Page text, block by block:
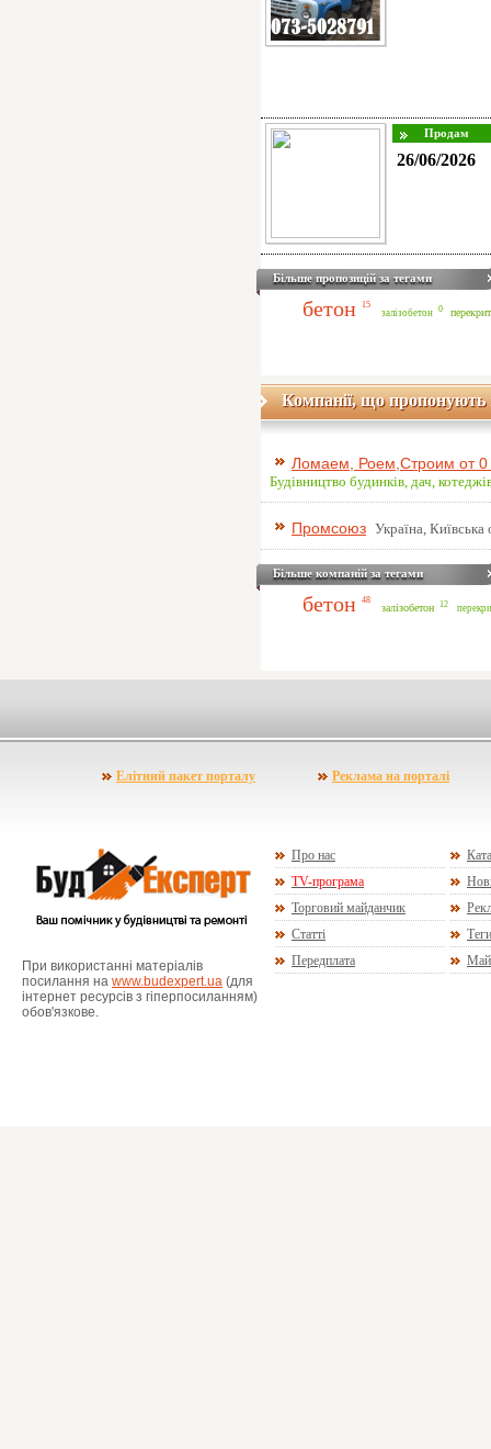
26/06/2026
Більше пропозицій за тегами
бетон 15
залізобетон 0
Компанії, що пропонують
Ломаем, Роем,Строим от 0
Будівництво будинків, дач,
Промсоюз Україна, Київська
Більше компаній за тегами
бетон 48
залізобетон 12
Елітний пакет порталу Реклама на порталі
При використанні матеріалів
посилання на www.budexpert.ua (для
інтернет ресурсів з гіперпосиланням)
обов'язкове.
Про нас
TV-програма
Торговий майданчик
Статті
Теги
Передплата